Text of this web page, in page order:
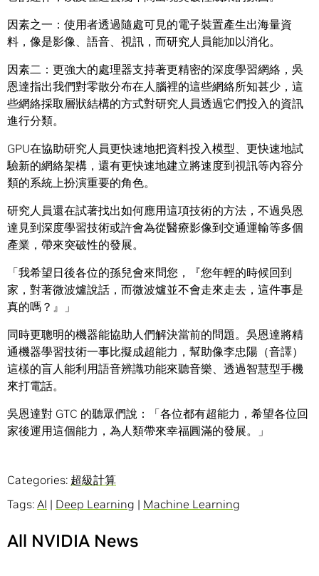
因素之一：使用者透過隨處可見的電子裝置產生出海量資
料，像是影像、語音、視訊，而研究人員能加以消化。
因素二：更強大的處理器支持著更精密的深度學習網絡，吳
恩達指出我們對零散分布在人腦裡的這些網絡所知甚少，這
些網絡採取層狀結構的方式對研究人員透過它們投入的資訊
進行分類。
GPU在協助研究人員更快速地把資料投入模型、更快速地試
驗新的網絡架構，還有更快速地建立將速度到視訊等內容分
類的系統上扮演重要的角色。
研究人員還在試著找出如何應用這項技術的方法，不過吳恩
達見到深度學習技術或許會為從醫療影像到交通運輸等多個
產業，帶來突破性的發展。
「我希望日後各位的孫兒會來問您，『您年輕的時候回到
家，對著微波爐說話，而微波爐並不會走來走去，這件事是
真的嗎？』」
同時更聰明的機器能協助人們解決當前的問題。吳恩達將精
通機器學習技術一事比擬成超能力，幫助像李忠陽（音譯）
這樣的盲人能利用語音辨識功能來聽音樂、透過智慧型手機
來打電話。
吳恩達對 GTC 的聽眾們說：「各位都有超能力，希望各位回
家後運用這個能力，為人類帶來幸福圓滿的發展。」
Categories: 超級計算
Tags: AI | Deep Learning | Machine Learning
All NVIDIA News